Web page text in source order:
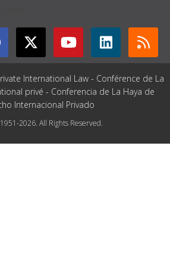
International Law - Conférence de La
privé - Conferencia de La Haya de
Internacional Privado
2026. All Rights Reserved.